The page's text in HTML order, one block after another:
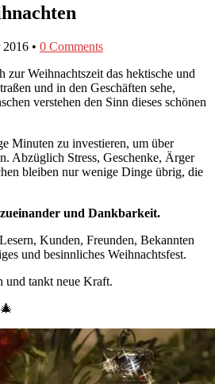
2016 • 0 Comments
zur Weihnachtszeit das hektische und
und in den Geschäften sehe,
verstehen den Sinn dieses schönen
Minuten zu investieren, um über
Abzüglich Stress, Geschenke, Ärger
bleiben nur wenige Dinge übrig, die
und Dankbarkeit.
Kunden, Freunden, Bekannten
und besinnliches Weihnachtsfest.
und tankt neue Kraft.